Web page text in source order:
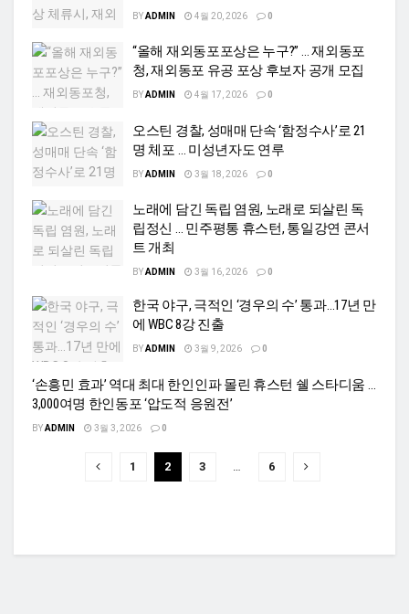
BYADMIN 4월 20, 2026 0
“올해 재외동포포상은 누구?” … 재외동포
청, 재외동포 유공 포상 후보자 공개 모집
BYADMIN 4월 17, 2026 0
오스틴 경찰, 성매매 단속 ‘함정수사’로 21
명 체포 … 미성년자도 연루
BYADMIN 3월 18, 2026 0
노래에 담긴 독립 염원, 노래로 되살린 독
립정신 … 민주평통 휴스턴, 통일강연 콘서
트 개최
BYADMIN 3월 16, 2026 0
한국 야구, 극적인 ‘경우의 수’ 통과…17년 만
에 WBC 8강 진출
BYADMIN 3월 9, 2026 0
‘손흥민 효과’ 역대 최대 한인인파 몰린 휴스턴 쉘 스타디움 …
3,000여명 한인동포 ‘압도적 응원전’
BYADMIN 3월 3, 2026 0
1 2 3 6